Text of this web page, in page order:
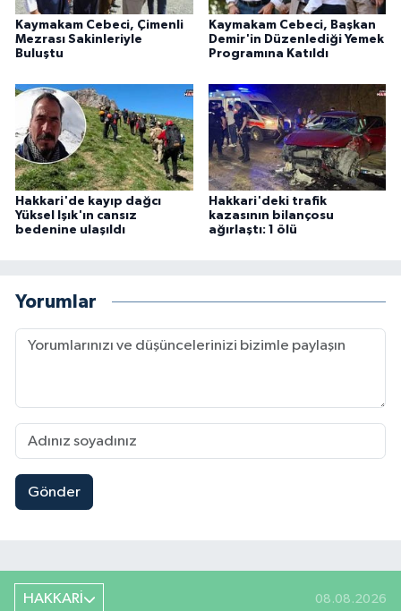
Kaymakam Cebeci, Çimenli
Mezrası Sakinleriyle
Buluştu
Kaymakam Cebeci, Başkan
Demir'in Düzenlediği Yemek
Programına Katıldı
Hakkari'de kayıp dağcı
Yüksel Işık'ın cansız
bedenine ulaşıldı
Hakkari'deki trafik
kazasının bilançosu
ağırlaştı: 1 ölü
Yorumlar
Gönder
HAKKARİ 08.08.2026